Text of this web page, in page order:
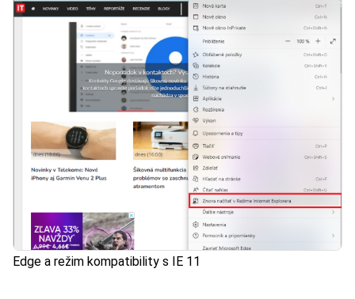
Edge a režim kompatibility s IE 11